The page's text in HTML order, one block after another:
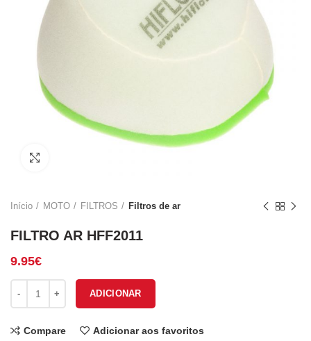
Início MOTO FILTROS Filtros de ar
FILTRO AR HFF2011
9.95€
ADICIONAR
Compare Adicionar aos favoritos